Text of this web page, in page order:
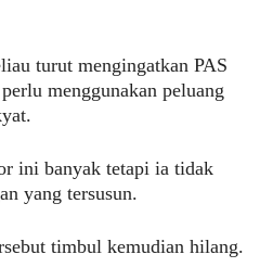
turut mengingatkan PAS
menggunakan peluang
ini banyak tetapi ia tidak
yang tersusun.
timbul kemudian hilang.